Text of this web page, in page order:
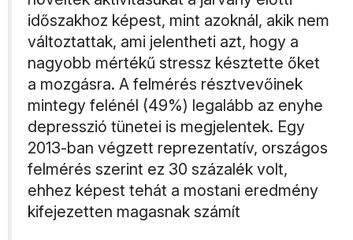
időszakhoz képest, mint azoknál, akik nem
változtattak, ami jelentheti azt, hogy a
nagyobb mértékű stressz késztette őket
a mozgásra. A felmérés résztvevőinek
mintegy felénél (49%) legalább az enyhe
depresszió tünetei is megjelentek. Egy
2013-ban végzett reprezentatív, országos
felmérés szerint ez 30 százalék volt,
ehhez képest tehát a mostani eredmény
kifejezetten magasnak számít